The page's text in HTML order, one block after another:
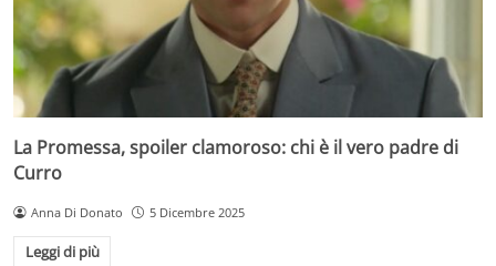
La Promessa, spoiler clamoroso: chi è il vero padre di
Curro
Anna Di Donato 5 Dicembre 2025
Leggi di più